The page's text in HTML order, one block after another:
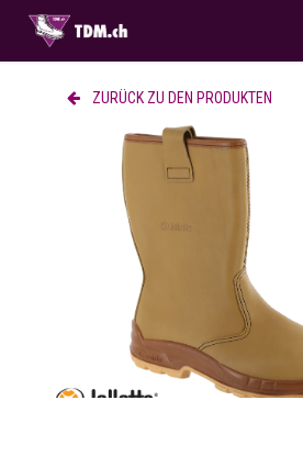
ZURÜCK ZU DEN PRODUKTEN